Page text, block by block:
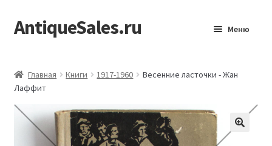
Перейти
к
Перейти
к
AntiqueSales.ru Меню
Главная Книги 1917-1960
Весенние ласточки - Жан
Лаффит